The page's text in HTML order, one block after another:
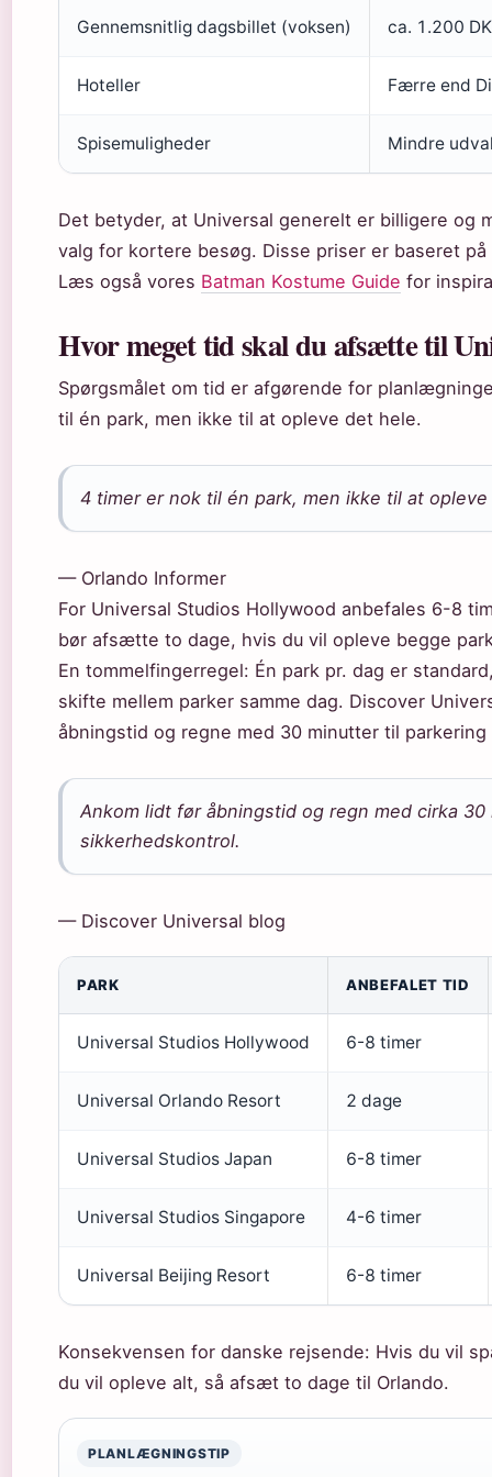
Gennemsnitlig dagsbillet (voksen) ca. 1.200
Hoteller Færre end
Spisemuligheder Mindre
Det betyder, at Universal generelt er billigere og
valg for kortere besøg. Disse priser er baseret
Læs også vores Batman Kostume Guide for
Hvor meget tid skal du afsætte til
Spørgsmålet om tid er afgørende for
til én park, men ikke til at opleve det hele.
4 timer er nok til én park, men ikke til at
— Orlando Informer
For Universal Studios Hollywood anbefales 6-8
bør afsætte to dage, hvis du vil opleve begge
En tommelfingerregel: Én park pr. dag er
skifte mellem parker samme dag. Discover
åbningstid og regne med 30 minutter til
Ankom lidt før åbningstid og regn med cirka
sikkerhedskontrol.
— Discover Universal blog
PARK ANBEFALET TID
Universal Studios Hollywood 6-8 timer
Universal Orlando Resort 2 dage
Universal Studios Japan 6-8 timer
Universal Studios Singapore 4-6 timer
Universal Beijing Resort 6-8 timer
Konsekvensen for danske rejsende: Hvis du vil
du vil opleve alt, så afsæt to dage til Orlando.
PLANLÆGNINGSTIP